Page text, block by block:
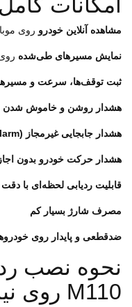
مشاهده آنلاین خودرو روی
نمایش مسیرهای طی‌شده
ثبت توقف‌ها، سرعت و
هشدار روشن و خاموش شدن
هشدار جابجایی غیرمجاز (Tow Alarm)
هشدار حرکت خودرو بدون
قابلیت ردیابی لحظه‌ای با دقت ۵ تا ۱۰ متر
مصرف شارژ بسیار کم
ضدقطعی و پایدار روی
نحوه نصب
M110 روی نیسان وانت